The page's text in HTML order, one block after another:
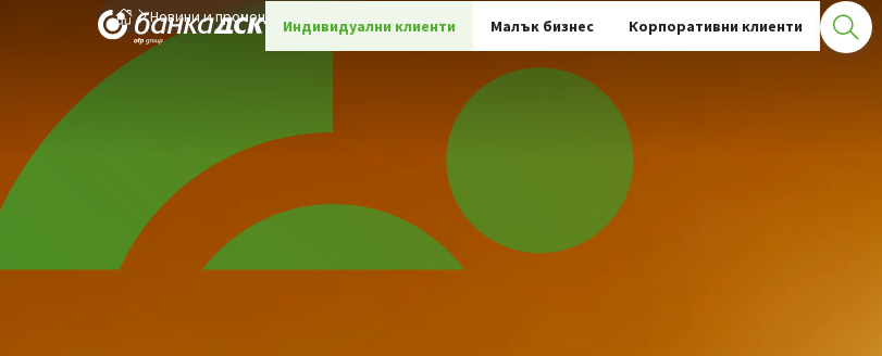
Индивидуални клиенти Малък бизнес Корпоративни клиенти
Новини и промоции